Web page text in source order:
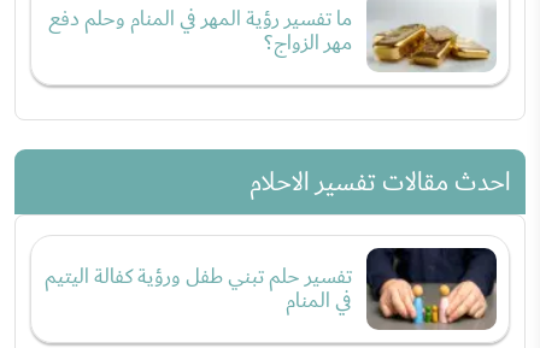
ما تفسير رؤية المهر في المنام وحلم دفع
مهر الزواج؟
احدث مقالات تفسير الاحلام
تفسير حلم تبني طفل ورؤية كفالة اليتيم
في المنام